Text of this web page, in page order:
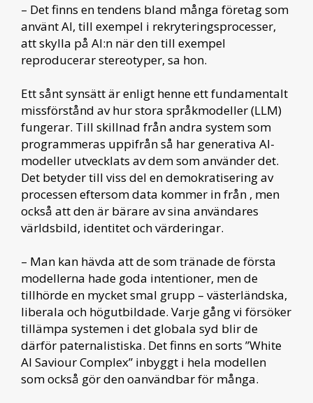
– Det finns en tendens bland många företag som
använt AI, till exempel i rekryteringsprocesser,
att skylla på AI:n när den till exempel
reproducerar stereotyper, sa hon.
Ett sånt synsätt är enligt henne ett fundamentalt
missförstånd av hur stora språkmodeller (LLM)
fungerar. Till skillnad från andra system som
programmeras uppifrån så har generativa AI-
modeller utvecklats av dem som använder det.
Det betyder till viss del en demokratisering av
processen eftersom data kommer in från , men
också att den är bärare av sina användares
världsbild, identitet och värderingar.
– Man kan hävda att de som tränade de första
modellerna hade goda intentioner, men de
tillhörde en mycket smal grupp – västerländska,
liberala och högutbildade. Varje gång vi försöker
tillämpa systemen i det globala syd blir de
därför paternalistiska. Det finns en sorts ”White
AI Saviour Complex” inbyggt i hela modellen
som också gör den oanvändbar för många.